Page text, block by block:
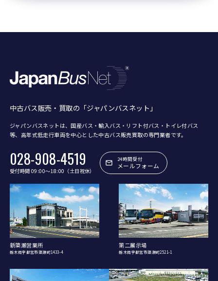
中古バス販売・買取の「ジャパンバスネット」
ジャパンバスネットは、国産バス・輸入バス・リフト付バス・トイレ付バス
等、 高年式低走行車両を中心とした中古バス販売買取の専門業者です。
028-908-4519
受付時間 09:00〜18:00（土日祝休）
24時間受付
メールフォーム
新簗瀬営業所
栃木県宇都宮市簗瀬町1433-4
第二展示場
栃木県宇都宮市簗瀬町2521-1